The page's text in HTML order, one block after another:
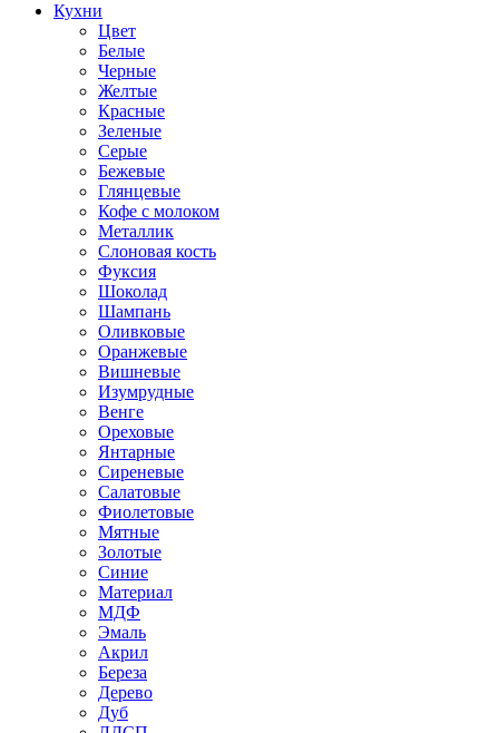
Кухни
Цвет
Белые
Черные
Желтые
Красные
Зеленые
Серые
Бежевые
Глянцевые
Кофе с молоком
Металлик
Слоновая кость
Фуксия
Шоколад
Шампань
Оливковые
Оранжевые
Вишневые
Изумрудные
Венге
Ореховые
Янтарные
Сиреневые
Салатовые
Фиолетовые
Мятные
Золотые
Синие
Материал
МДФ
Эмаль
Акрил
Береза
Дерево
Дуб